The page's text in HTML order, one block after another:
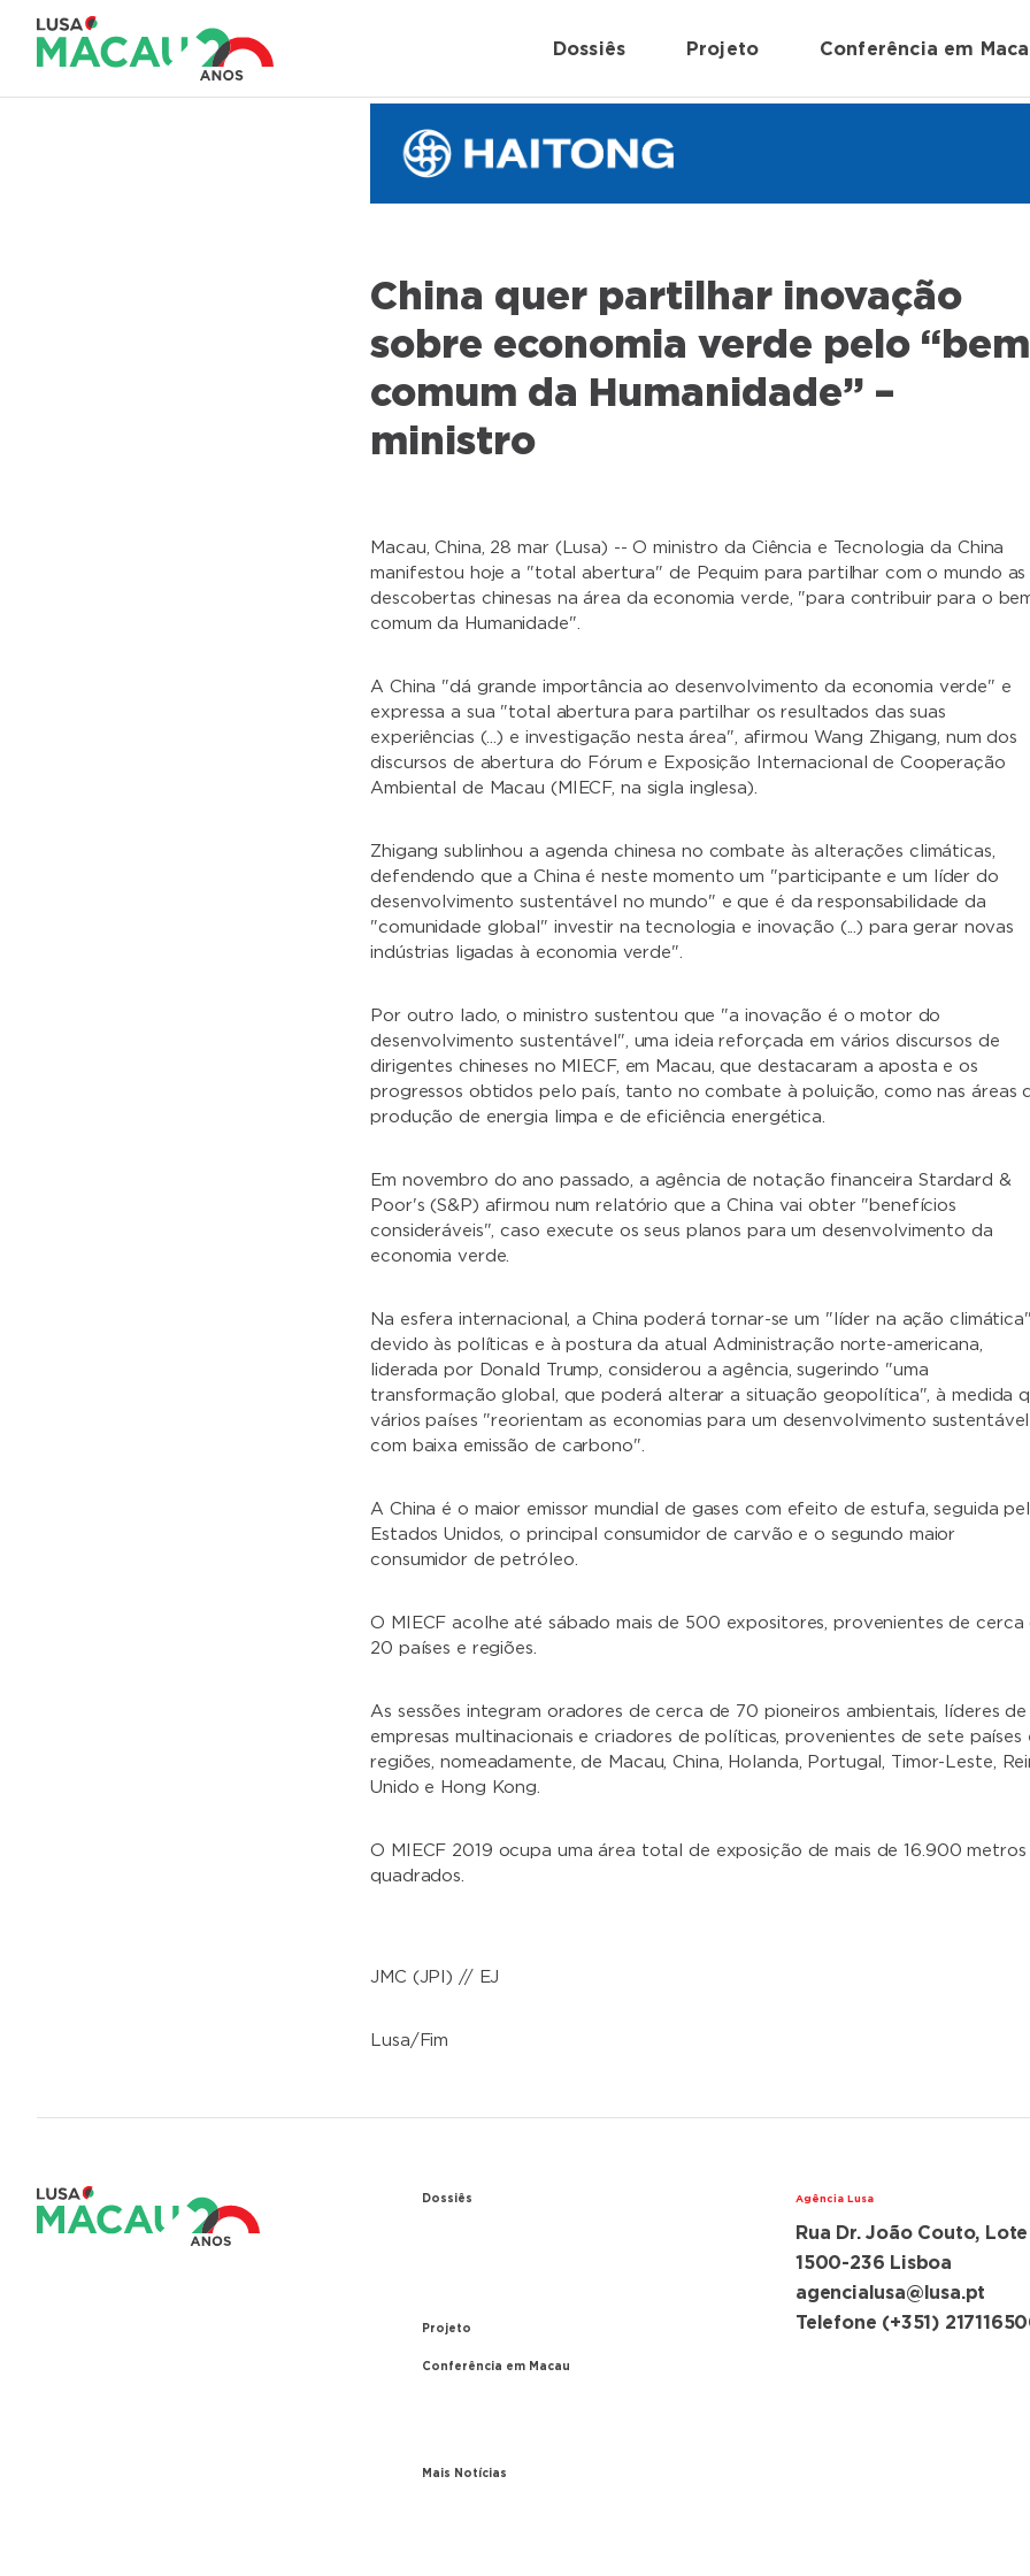
Dossiês Projeto Conferência em
China quer partilhar inovação
sobre economia verde pelo “bem
comum da Humanidade” –
ministro
Macau, China, 28 mar (Lusa) -- O ministro da Ciência e Tecnologia da China
manifestou hoje a "total abertura" de Pequim para partilhar com o mundo as
descobertas chinesas na área da economia verde, "para contribuir para o
comum da Humanidade".
A China "dá grande importância ao desenvolvimento da economia verde" e
expressa a sua "total abertura para partilhar os resultados das suas
experiências (...) e investigação nesta área", afirmou Wang Zhigang, num dos
discursos de abertura do Fórum e Exposição Internacional de Cooperação
Ambiental de Macau (MIECF, na sigla inglesa).
Zhigang sublinhou a agenda chinesa no combate às alterações climáticas,
defendendo que a China é neste momento um "participante e um líder do
desenvolvimento sustentável no mundo" e que é da responsabilidade da
"comunidade global" investir na tecnologia e inovação (...) para gerar novas
indústrias ligadas à economia verde".
Por outro lado, o ministro sustentou que "a inovação é o motor do
desenvolvimento sustentável", uma ideia reforçada em vários discursos de
dirigentes chineses no MIECF, em Macau, que destacaram a aposta e os
progressos obtidos pelo país, tanto no combate à poluição, como nas áreas
produção de energia limpa e de eficiência energética.
Em novembro do ano passado, a agência de notação financeira Stardard &
Poor's (S&P) afirmou num relatório que a China vai obter "benefícios
consideráveis", caso execute os seus planos para um desenvolvimento da
economia verde.
Na esfera internacional, a China poderá tornar-se um "líder na ação climática",
devido às políticas e à postura da atual Administração norte-americana,
liderada por Donald Trump, considerou a agência, sugerindo "uma
transformação global, que poderá alterar a situação geopolítica", à medida
vários países "reorientam as economias para um desenvolvimento
com baixa emissão de carbono".
A China é o maior emissor mundial de gases com efeito de estufa, seguida
Estados Unidos, o principal consumidor de carvão e o segundo maior
consumidor de petróleo.
O MIECF acolhe até sábado mais de 500 expositores, provenientes de cerca
20 países e regiões.
As sessões integram oradores de cerca de 70 pioneiros ambientais, líderes de
empresas multinacionais e criadores de políticas, provenientes de sete países
regiões, nomeadamente, de Macau, China, Holanda, Portugal, Timor-Leste,
Unido e Hong Kong.
O MIECF 2019 ocupa uma área total de exposição de mais de 16.900 metros
quadrados.
JMC (JPI) // EJ
Lusa/Fim
Dossiês
Projeto
Conferência em Macau
Mais Notícias
Agência Lusa
Rua Dr. João Couto, Lote
1500-236 Lisboa
agencialusa@lusa.pt
Telefone (+351)